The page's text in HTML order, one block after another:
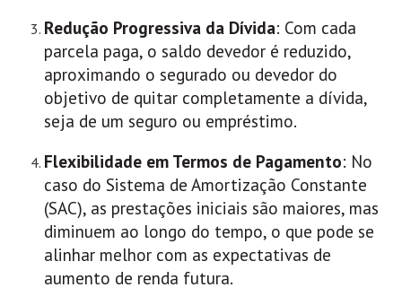
Redução Progressiva da Dívida: Com cada
parcela paga, o saldo devedor é reduzido,
aproximando o segurado ou devedor do
objetivo de quitar completamente a dívida,
seja de um seguro ou empréstimo.
Flexibilidade em Termos de Pagamento: No
caso do Sistema de Amortização Constante
(SAC), as prestações iniciais são maiores, mas
diminuem ao longo do tempo, o que pode se
alinhar melhor com as expectativas de
aumento de renda futura.